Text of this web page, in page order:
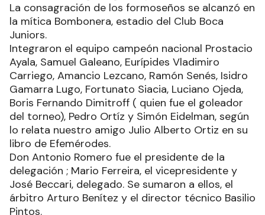
La consagración de los formoseños se alcanzó en
la mítica Bombonera, estadio del Club Boca
Juniors.
Integraron el equipo campeón nacional Prostacio
Ayala, Samuel Galeano, Eurípides Vladimiro
Carriego, Amancio Lezcano, Ramón Senés, Isidro
Gamarra Lugo, Fortunato Siacia, Luciano Ojeda,
Boris Fernando Dimitroff ( quien fue el goleador
del torneo), Pedro Ortíz y Simón Eidelman, según
lo relata nuestro amigo Julio Alberto Ortiz en su
libro de Efemérodes.
Don Antonio Romero fue el presidente de la
delegación ; Mario Ferreira, el vicepresidente y
José Beccari, delegado. Se sumaron a ellos, el
árbitro Arturo Benítez y el director técnico Basilio
Pintos.